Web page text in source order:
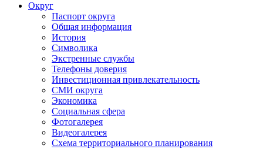
Округ
Паспорт округа
Общая информация
История
Символика
Экстренные службы
Телефоны доверия
Инвестиционная привлекательность
СМИ округа
Экономика
Социальная сфера
Фотогалерея
Видеогалерея
Схема территориального планирования